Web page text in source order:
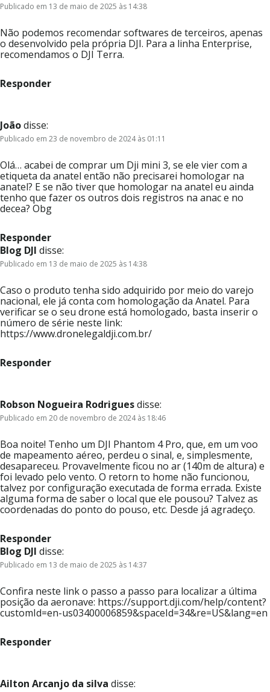
Publicado em 13 de maio de 2025 às 14:38
Não podemos recomendar softwares de terceiros, apenas
o desenvolvido pela própria DJI. Para a linha Enterprise,
recomendamos o DJI Terra.
Responder
Joãodisse:
Publicado em 23 de novembro de 2024 às 01:11
Olá… acabei de comprar um Dji mini 3, se ele vier com a
etiqueta da anatel então não precisarei homologar na
anatel? E se não tiver que homologar na anatel eu ainda
tenho que fazer os outros dois registros na anac e no
decea? Obg
Responder
Blog DJI disse:
Publicado em 13 de maio de 2025 às 14:38
Caso o produto tenha sido adquirido por meio do varejo
nacional, ele já conta com homologação da Anatel. Para
verificar se o seu drone está homologado, basta inserir o
número de série neste link:
https://www.dronelegaldji.com.br/
Responder
Robson Nogueira Rodriguesdisse:
Publicado em 20 de novembro de 2024 às 18:46
Boa noite! Tenho um DJI Phantom 4 Pro, que, em um voo
de mapeamento aéreo, perdeu o sinal, e, simplesmente,
desapareceu. Provavelmente ficou no ar (140m de altura) e
foi levado pelo vento. O retorn to home não funcionou,
talvez por configuração executada de forma errada. Existe
alguma forma de saber o local que ele pousou? Talvez as
coordenadas do ponto do pouso, etc. Desde já agradeço.
Responder
Blog DJI disse:
Publicado em 13 de maio de 2025 às 14:37
Confira neste link o passo a passo para localizar a última
posição da aeronave: https://support.dji.com/help/content?
customId=en-us03400006859&spaceId=34&re=US&lang=en
Responder
Ailton Arcanjo da silva disse: